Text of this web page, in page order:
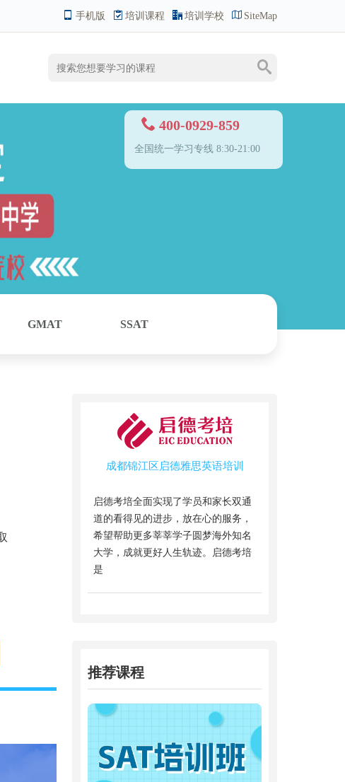
手机版 培训课程 培训学校 SiteMap
400-0929-859
全国统一学习专线 8:30-21:00
GMAT SSAT
成都锦江区启德雅思英语培训
启德考培全面实现了学员和家长双通
道的看得见的进步，放在心的服务，
希望帮助更多莘莘学子圆梦海外知名
大学，成就更好人生轨迹。启德考培
是
推荐课程